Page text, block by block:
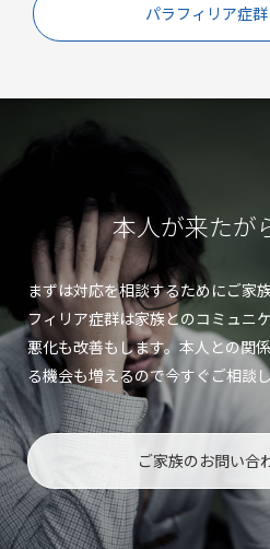
パラフィリア症
本人が来たが
まずは対応を相談するためにご家
フィリア症群は家族とのコミュニ
悪化も改善もします。本人との関
る機会も増えるので今すぐご相談
ご家族のお問い合